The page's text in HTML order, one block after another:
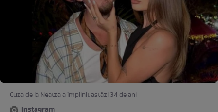
Cuza de la Neatza a împlinit astăzi 34 de ani